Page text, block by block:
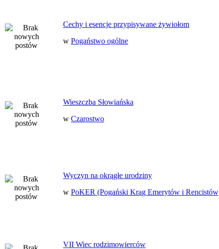
Cechy i esencje przypisywane żywiołom
w Pogaństwo ogólne
Wieszczba Słowiańska
w Czarostwo
Wyczyn na okrągłe urodziny
w PoKER (Pogański Krąg Emerytów i
VII Wiec rodzimowierców